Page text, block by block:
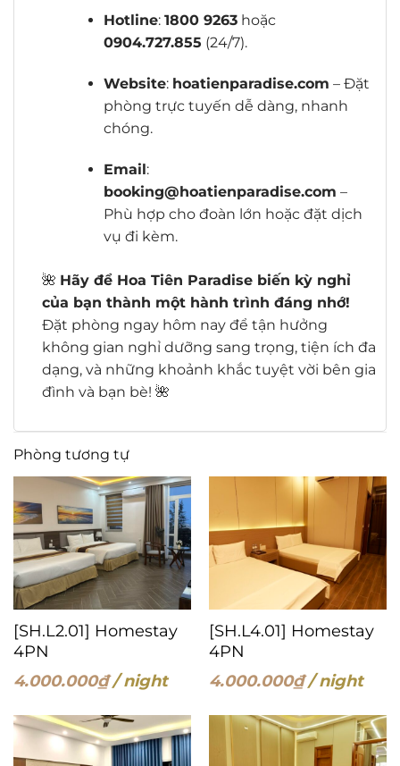
Hotline: 1800 9263hoặc
0904.727.855 (24/7).
Website: hoatienparadise.com – Đặt
phòng trực tuyến dễ dàng, nhanh
chóng.
Email:
booking@hoatienparadise.com –
Phù hợp cho đoàn lớn hoặc đặt dịch
vụ đi kèm.
🌺 Hãy để Hoa Tiên Paradise biến kỳ nghỉ
của bạn thành một hành trình đáng nhớ!
Đặt phòng ngay hôm nay để tận hưởng
không gian nghỉ dưỡng sang trọng, tiện ích đa
dạng, và những khoảnh khắc tuyệt vời bên gia
đình và bạn bè! 🌺
Phòng tương tự
[SH.L2.01] Homestay
4PN
4.000.000₫/ night
[SH.L4.01] Homestay
4PN
4.000.000₫/ night